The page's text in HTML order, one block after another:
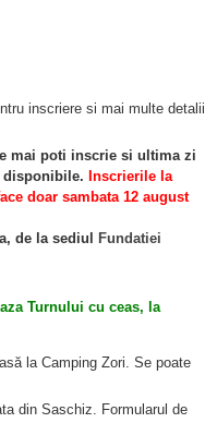
inscriere si mai multe detalii
mai poti inscrie si ultima zi
disponibile. Inscrierile la
doar sambata 12 august
de la sediul
Fundatiei
Turnului cu ceas, la
la Camping Zori. Se poate
din Saschiz. Formularul de